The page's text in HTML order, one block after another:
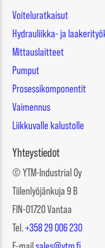
Voiteluratkaisut
Hydrauliikka- ja
Mittauslaitteet
Pumput
Prosessikomponentit
Vaimennus
Liikkuvalle kalustolle
Yhteystiedot
© YTM-Industrial Oy
Tiilenlyöjänkuja 9 B
FIN-01720 Vantaa
Tel.+358 29 006 230